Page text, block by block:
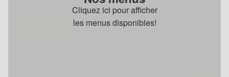
Cliquez ici pour afficher
les menus disponibles!